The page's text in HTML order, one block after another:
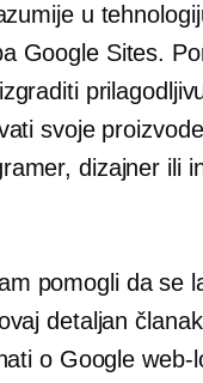
u
Google Sites.
svoje proizvode
dizajner ili
pomogli da se
detaljan
o Google web-